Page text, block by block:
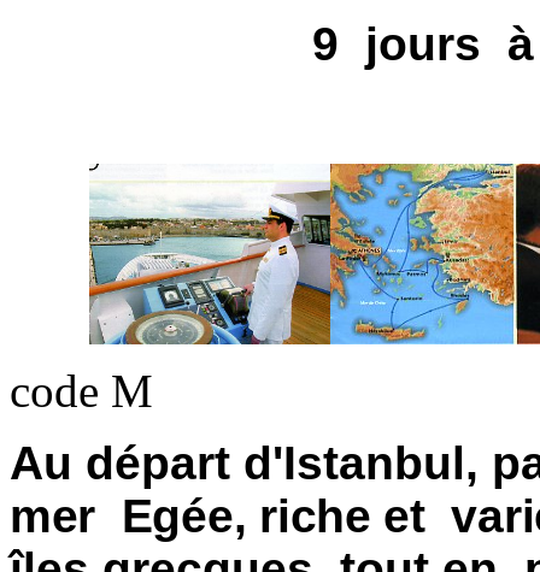
9 jours à
code M
Au départ d'Istanbul,
mer Egée, riche et